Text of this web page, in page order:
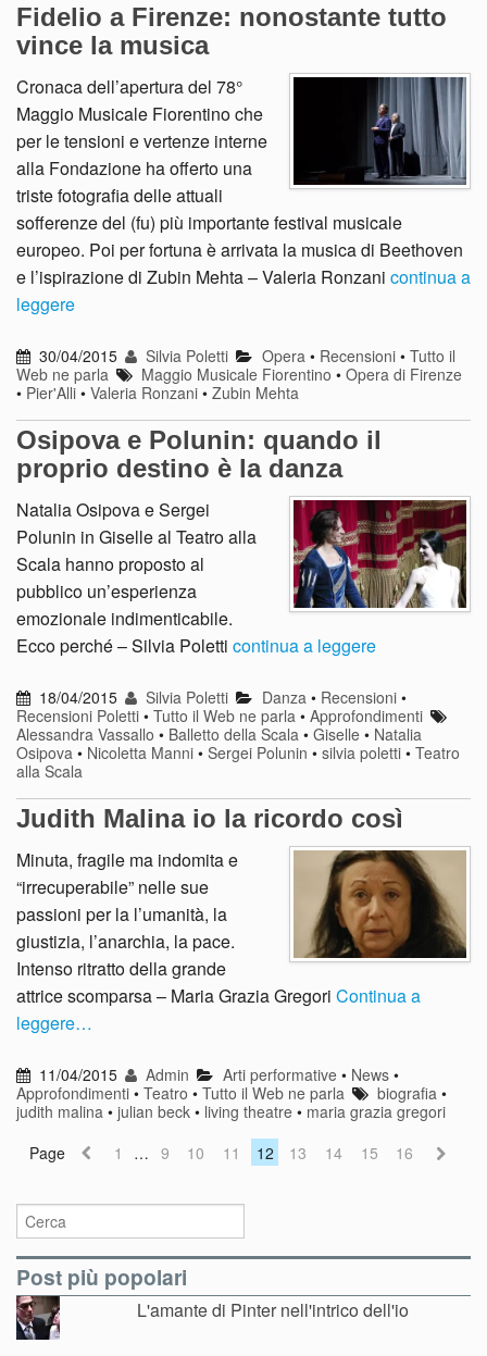
Fidelio a Firenze: nonostante tutto
vince la musica
Cronaca dell’apertura del 78°
Maggio Musicale Fiorentino che
per le tensioni e vertenze interne
alla Fondazione ha offerto una
triste fotografia delle attuali
sofferenze del (fu) più importante festival musicale
europeo. Poi per fortuna è arrivata la musica di Beethoven
e l’ispirazione di Zubin Mehta – Valeria Ronzani continua a
leggere
30/04/2015 Silvia Poletti Opera • Recensioni• Tutto il
Web ne parla
Maggio Musicale Fiorentino •Opera di Firenze
• Pier'Alli • Valeria Ronzani • Zubin Mehta
Osipova e Polunin: quando il
proprio destino è la danza
Natalia Osipova e Sergei
Polunin in Giselle al Teatro alla
Scala hanno proposto al
pubblico un’esperienza
emozionale indimenticabile.
Ecco perché – Silvia Poletti continua a leggere
18/04/2015 Silvia Poletti Danza • Recensioni•
Recensioni Poletti • Tutto il Web ne parla • Approfondimenti
Alessandra Vassallo • Balletto della Scala • Giselle • Natalia
Osipova • Nicoletta Manni • Sergei Polunin • silvia poletti • Teatro
alla Scala
Judith Malina io la ricordo così
Minuta, fragile ma indomita e
“irrecuperabile” nelle sue
passioni per la l’umanità, la
giustizia, l’anarchia, la pace.
Intenso ritratto della grande
attrice scomparsa – Maria Grazia Gregori Continua a
leggere…
11/04/2015 Admin Arti performative• News•
Approfondimenti • Teatro • Tutto il Web ne parla biografia •
judith malina • julian beck • living theatre • maria grazia gregori
Page
1 … 9 10 11 12 13 14 15 16
Post più popolari
L'amante di Pinter nell'intrico dell'io